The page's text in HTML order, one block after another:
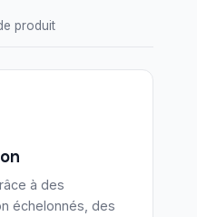
produit
à des
échelonnés, des